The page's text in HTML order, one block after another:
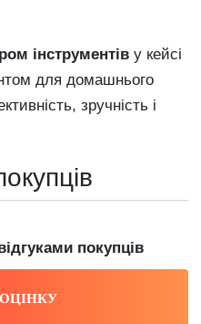
інструментів у кейсі
для домашнього
зручність і
покупців